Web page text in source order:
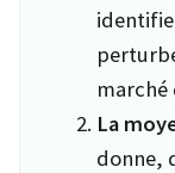
La
donne,